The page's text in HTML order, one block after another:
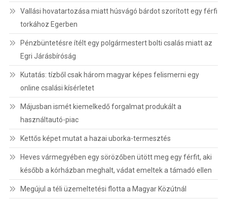
Vallási hovatartozása miatt húsvágó bárdot szorított egy férfi
torkához Egerben
Pénzbüntetésre ítélt egy polgármestert bolti csalás miatt az
Egri Járásbíróság
Kutatás: tízből csak három magyar képes felismerni egy
online csalási kísérletet
Májusban ismét kiemelkedő forgalmat produkált a
használtautó-piac
Kettős képet mutat a hazai uborka-termesztés
Heves vármegyében egy sörözőben ütött meg egy férfit, aki
később a kórházban meghalt, vádat emeltek a támadó ellen
Megújul a téli üzemeltetési flotta a Magyar Közútnál